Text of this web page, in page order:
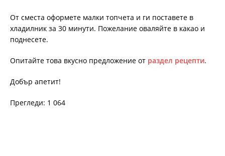
От сместа оформете малки топчета и ги поставете в
хладилник за 30 минути. Пожелание оваляйте в какао и
поднесете.
Опитайте това вкусно предложение от раздел рецепти.
Добър апетит!
Прегледи: 1 064